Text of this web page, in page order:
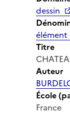
dessin
élément
Titre
Auteur
École
France